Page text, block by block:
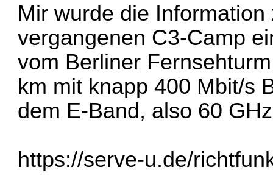
Mir wurde die
vergangenen C3-Camp
vom Berliner
km mit knapp 400 Mbit/s
dem E-Band, also 60
https://serve-u.de/